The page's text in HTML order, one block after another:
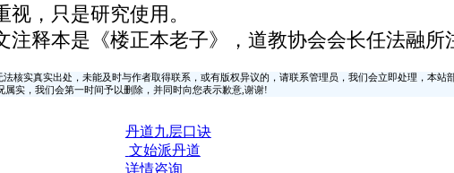
，只是研究使用。
释本是《楼正本老子》，道教协会会长任法融所
核实真实出处，未能及时与作者取得联系，或有版权异议的，请联系管理员，我们会立即处理，本
实，我们会第一时间予以删除，并同时向您表示歉意,谢谢!
丹道九层口诀
文始派丹道
详情咨询